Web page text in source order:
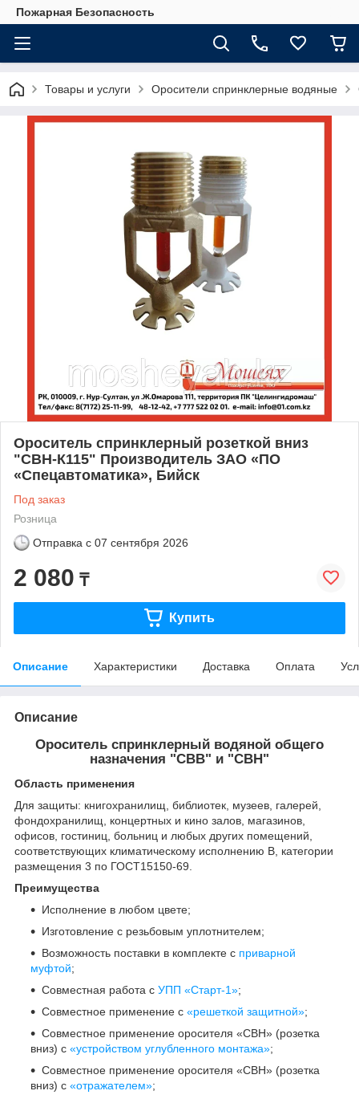
Пожарная Безопасность
Товары и услуги Оросители спринклерные водяные
Ороситель спринклерный розеткой вниз
"СВН-К115" Производитель ЗАО «ПО
«Спецавтоматика», Бийск
Под заказ
Розница
Отправка с 07 сентября 2026
2 080 ₸
Купить
Описание Характеристики Доставка Оплата
Описание
Ороситель спринклерный водяной общего
назначения "СВВ" и "СВН"
Область применения
Для защиты: книгохранилищ, библиотек, музеев, галерей,
фондохранилищ, концертных и кино залов, магазинов,
офисов, гостиниц, больниц и любых других помещений,
соответствующих климатическому исполнению В, категории
размещения 3 по ГОСТ15150-69.
Преимущества
Исполнение в любом цвете;
Изготовление с резьбовым уплотнителем;
Возможность поставки в комплекте с приварной
муфтой;
Совместная работа с УПП «Старт-1»;
Совместное применение с «решеткой защитной»;
Совместное применение оросителя «СВН» (розетка
вниз) с «устройством углубленного монтажа»;
Совместное применение оросителя «СВН» (розетка
вниз) с «отражателем»;